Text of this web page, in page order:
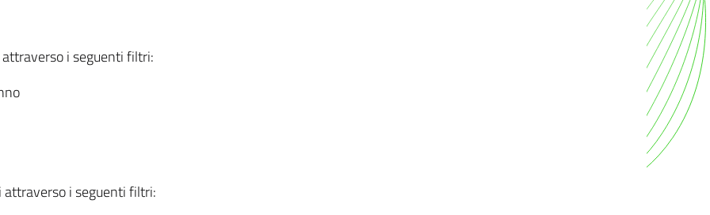
i seguenti filtri:
attraverso i seguenti filtri: